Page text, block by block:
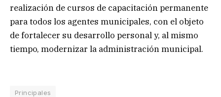
realización de cursos de capacitación permanente
para todos los agentes municipales, con el objeto
de fortalecer su desarrollo personal y, al mismo
tiempo, modernizar la administración municipal.
Principales